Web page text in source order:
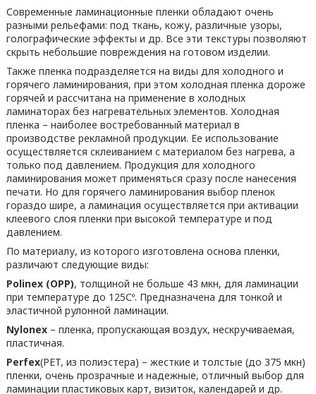
Современные ламинационные пленки обладают очень
разными рельефами: под ткань, кожу, различные узоры,
голографические эффекты и др. Все эти текстуры позволяют
скрыть небольшие повреждения на готовом изделии.
Также пленка подразделяется на виды для холодного и
горячего ламинирования, при этом холодная пленка дороже
горячей и рассчитана на применение в холодных
ламинаторах без нагревательных элементов. Холодная
пленка – наиболее востребованный материал в
производстве рекламной продукции. Ее использование
осуществляется склеиванием с материалом без нагрева, а
только под давлением. Продукция для холодного
ламинирования может применяться сразу после нанесения
печати. Но для горячего ламинирования выбор пленок
гораздо шире, а ламинация осуществляется при активации
клеевого слоя пленки при высокой температуре и под
давлением.
По материалу, из которого изготовлена основа пленки,
различают следующие виды:
Polinex (ОРР), толщиной не больше 43 мкн, для ламинации
при температуре до 125Сº. Предназначена для тонкой и
эластичной рулонной ламинации.
Nylonex– пленка, пропускающая воздух, нескручиваемая,
пластичная.
Perfex(PET, из полиэстера) – жесткие и толстые (до 375 мкн)
пленки, очень прозрачные и надежные, отличный выбор для
ламинации пластиковых карт, визиток, календарей и др.